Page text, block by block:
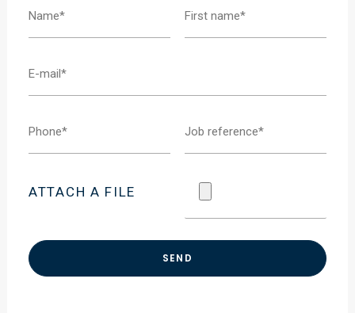
ATTACH A FILE